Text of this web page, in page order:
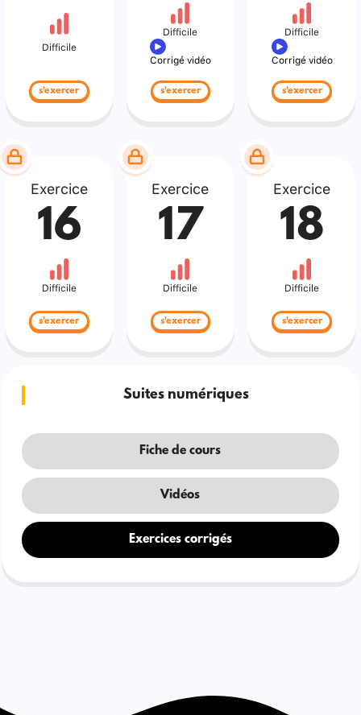
Difficile
s'exercer
Difficile
Corrigé vidéo
s'exercer
Difficile
Corrigé vidéo
s'exercer
Exercice
16
Difficile
s'exercer
Exercice
17
Difficile
s'exercer
Exercice
18
Difficile
s'exercer
Suites numériques
Fiche de cours
Vidéos
Exercices corrigés